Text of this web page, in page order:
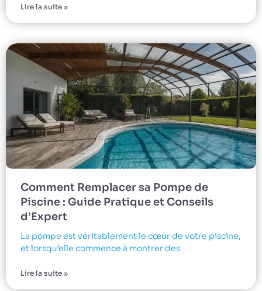
Lire la suite »
Comment Remplacer sa Pompe de
Piscine : Guide Pratique et Conseils
d’Expert
La pompe est véritablement le cœur de votre piscine,
et lorsqu’elle commence à montrer des
Lire la suite »